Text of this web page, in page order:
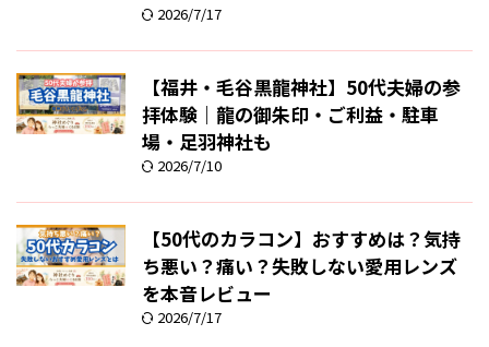
2026/7/17
【福井・毛谷黒龍神社】50代夫婦の参
拝体験｜龍の御朱印・ご利益・駐車
場・足羽神社も
2026/7/10
【50代のカラコン】おすすめは？気持
ち悪い？痛い？失敗しない愛用レンズ
を本音レビュー
2026/7/17